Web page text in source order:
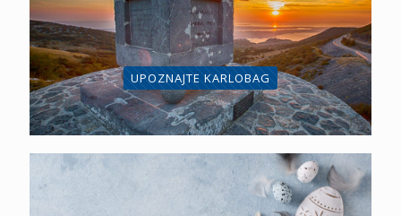
UPOZNAJTE KARLOBAG